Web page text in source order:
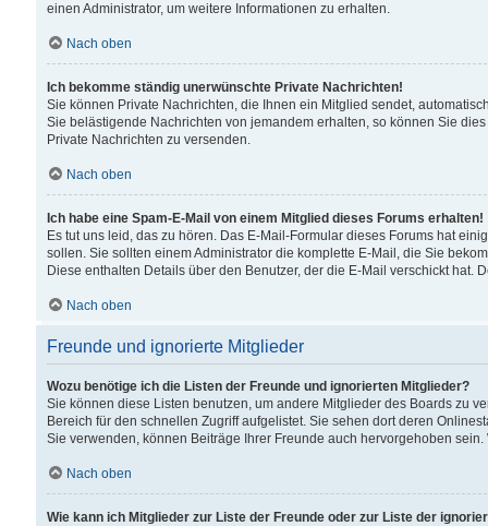
einen Administrator, um weitere Informationen zu erhalten.
Nach oben
Ich bekomme ständig unerwünschte Private Nachrichten!
Sie können Private Nachrichten, die Ihnen ein Mitglied sendet,
Sie belästigende Nachrichten von jemandem erhalten, so können Sie
Private Nachrichten zu versenden.
Nach oben
Ich habe eine Spam-E-Mail von einem Mitglied dieses Forums erhalten!
Es tut uns leid, das zu hören. Das E-Mail-Formular dieses Forums hat
sollen. Sie sollten einem Administrator die komplette E-Mail, die Sie
Diese enthalten Details über den Benutzer, der die E-Mail verschickt hat.
Nach oben
Freunde und ignorierte Mitglieder
Wozu benötige ich die Listen der Freunde und ignorierten Mitglieder?
Sie können diese Listen benutzen, um andere Mitglieder des Boards zu
Bereich für den schnellen Zugriff aufgelistet. Sie sehen dort deren
Sie verwenden, können Beiträge Ihrer Freunde auch hervorgehoben
Nach oben
Wie kann ich Mitglieder zur Liste der Freunde oder zur Liste der